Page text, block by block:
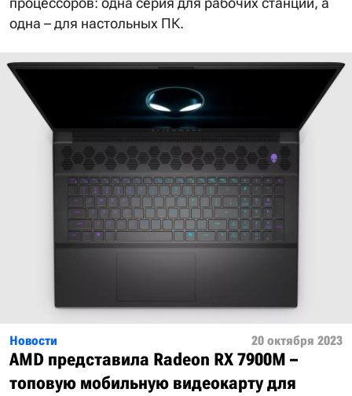
одна – для настольных ПК.
Новости 20 октября 2023
AMD представила Radeon RX 7900M –
топовую мобильную видеокарту для